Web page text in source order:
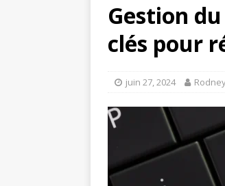
Gestion
clés pour
juin 27, 2024